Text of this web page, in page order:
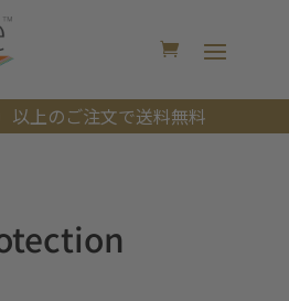
以上のご注文で送料無料